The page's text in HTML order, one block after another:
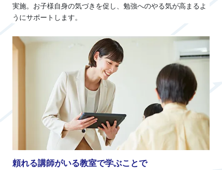
実施。お子様自身の気づきを促し、勉強へのやる気が高まるよ
うにサポートします。
頼れる講師がいる教室で学ぶことで